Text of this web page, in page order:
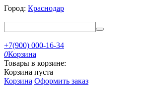
Город: Краснодар
+7(900) 000-16-34
0Корзина
Товары в корзине:
Корзина пуста
Корзина Оформить заказ